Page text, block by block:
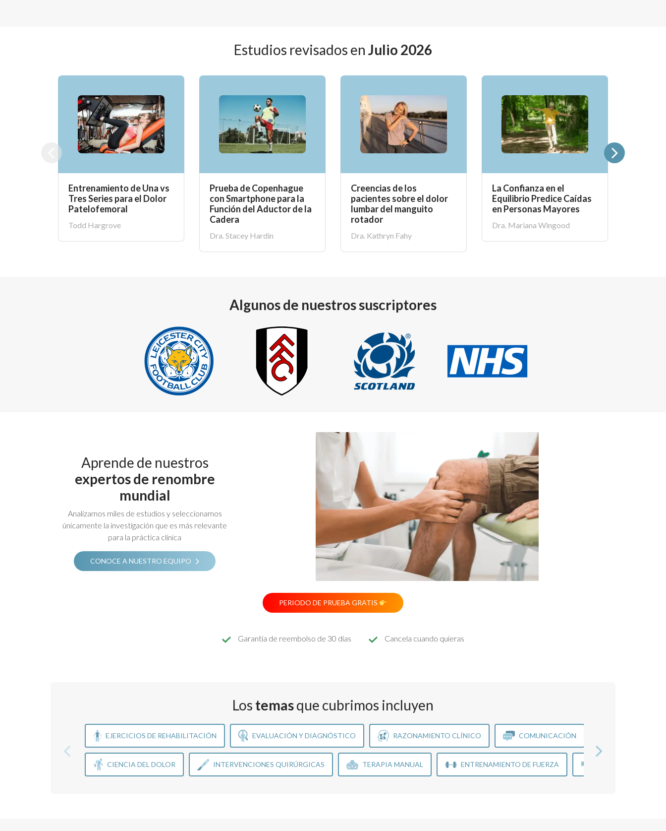
Estudios revisados en Julio 2026
Entrenamiento de Una vs
Tres Series para el Dolor
Patelofemoral
Todd Hargrove
Prueba de Copenhague
con Smartphone para la
Función del Aductor de la
Cadera
Dra. Stacey Hardin
Creencias de los
pacientes sobre el dolor
lumbar del manguito
rotador
Dra. Kathryn Fahy
La Confianza en el
Equilibrio Predice Caídas
en Personas Mayores
Dra. Mariana Wingood
Algunos de nuestros suscriptores
Aprende de nuestros
expertos de renombre
mundial
Analizamos miles de estudios y seleccionamos
únicamente la investigación que es más relevante
para la práctica clínica
CONOCE A NUESTRO EQUIPO
PERIODO DE PRUEBA GRATIS
Garantía de reembolso de 30 días Cancela cuando quieras
Los temasque cubrimos incluyen
EJERCICIOS DE REHABILITACIÓN EVALUACIÓN Y DIAGNÓSTICO RAZONAMIENTO CLÍNICO COMUNICACIÓN
CIENCIA DEL DOLOR INTERVENCIONES QUIRÚRGICAS TERAPIA MANUAL ENTRENAMIENTO DE FUERZA